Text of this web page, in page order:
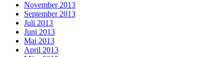
November 2013
September 2013
Juli 2013
Juni 2013
Mai 2013
April 2013